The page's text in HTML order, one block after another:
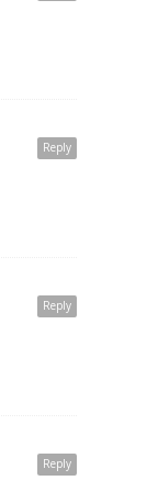
Reply
Reply
Reply